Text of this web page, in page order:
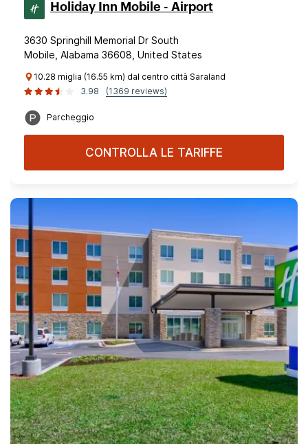
Holiday Inn Mobile - Airport
3630 Springhill Memorial Dr South
Mobile, Alabama 36608, United States
10.28 miglia (16.55 km) dal centro città Saraland
3.98
(1369 reviews)
Parcheggio
CONTROLLA LE TARIFFE